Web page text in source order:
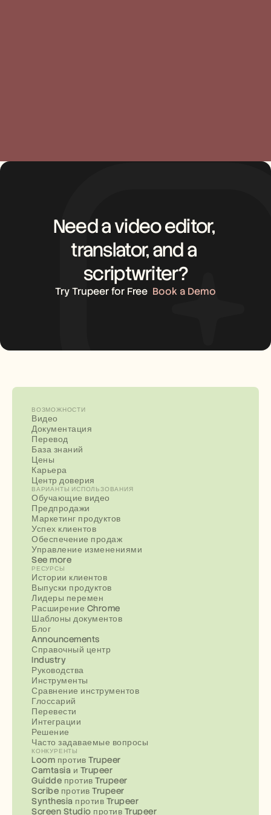
Need a video editor,
translator, and a
scriptwriter?
Try Trupeer for Free Book a Demo
ВОЗМОЖНОСТИ
Видео
Документация
Перевод
База знаний
Цены
Карьера
Центр доверия
ВАРИАНТЫ ИСПОЛЬЗОВАНИЯ
Обучающие видео
Предпродажи
Маркетинг продуктов
Успех клиентов
Обеспечение продаж
Управление изменениями
See more
РЕСУРСЫ
Истории клиентов
Выпуски продуктов
Лидеры перемен
Расширение Chrome
Шаблоны документов
Блог
Announcements
Справочный центр
Industry
Руководства
Инструменты
Сравнение инструментов
Глоссарий
Перевести
Интеграции
Решение
Часто задаваемые вопросы
КОНКУРЕНТЫ
Loom против Trupeer
Camtasia и Trupeer
Guidde против Trupeer
Scribe против Trupeer
Synthesia против Trupeer
Screen Studio против Trupeer